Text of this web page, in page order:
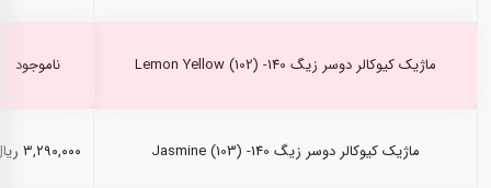
ماژیک کیوکالر دوسر زیگ Lemon Yellow (102) -140 ناموجود
ماژیک کیوکالر دوسر زیگ Jasmine (103) -140 ۳,۲۹۰,۰۰۰ ریال